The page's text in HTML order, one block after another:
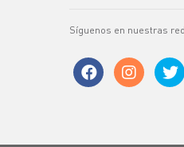
Síguenos en nuestras